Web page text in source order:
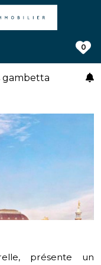
0
gambetta
présente un